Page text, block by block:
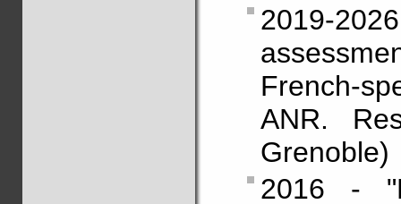
2019-
French-
ANR.
Grenoble)
2016 -